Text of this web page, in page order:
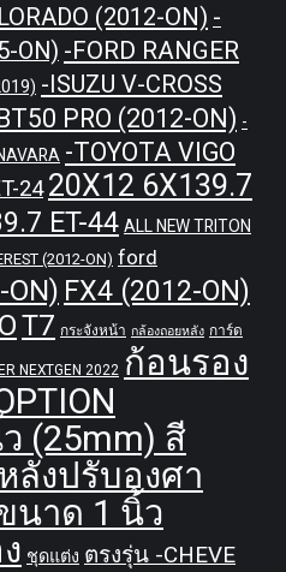
(2012-ON) -
ON) -FORD RANGER
-ISUZU V-CROSS
PRO (2012-ON) -
-TOYOTA VIGO
24 20X12 6X139.7
ET-44 ALL NEW TRITON
(2012-ON) ford
ON) FX4 (2012-ON)
T7 กระจังหน้า กล้องถอยหลัง การ์ด
NEXTGEN 2022 ก้อนรอง
(25mm) สี
ลังปรับองศา
นาด 1 นิ้ว
ชุดแต่ง ตรงรุ่น -CHEVE